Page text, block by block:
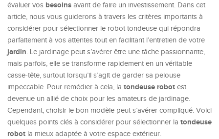
évaluer vos besoins avant de faire un investissement. Dans cet
article, nous vous guiderons à travers les critères importants à
considérer pour sélectionner le robot tondeuse qui répondra
parfaitement à vos attentes tout en facilitant l’entretien de votre
jardin. Le jardinage peut s’avérer être une tâche passionnante,
mais parfois, elle se transforme rapidement en un véritable
casse-tête, surtout lorsqu’il s’agit de garder sa pelouse
impeccable. Pour remédier à cela, la tondeuse robot est
devenue un allié de choix pour les amateurs de jardinage.
Cependant, choisir le bon modèle peut s’avérer compliqué. Voici
quelques points clés à considérer pour sélectionner la tondeuse
robot la mieux adaptée à votre espace extérieur.